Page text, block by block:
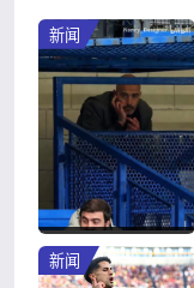
新闻
新闻